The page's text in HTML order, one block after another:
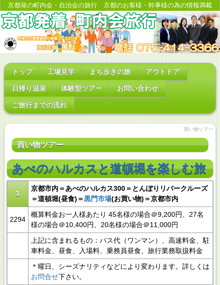
京都発の町内会・自治会の旅行 京都のお客様・幹事様の為の情報満載
トップ 工場見学 まち歩きの旅 アウトドア
日帰り温泉 体験型ツアー お問い合わせ
ご旅行までの流れ
買い物ツアー
買い物ツアー
あべのハルカスと道頓堀を楽しむ旅
１
京都市内＝あべのハルカス300＝とんぼりリバークルーズ
＝道頓堀(昼食)＝黒門市場(お買い物)＝京都市内
2294
概算料金お一人様あたり 45名様の場合＠9,200円、27名
様の場合＠10,400円、20名様の場合＠11,000円
上記に含まれるもの：バス代（ワンマン）、高速料金、駐
車料金、昼食、入場料、乗務員昼食、旅行業務取扱料金
＊曜日、シーズナリティなどにより変わります。詳しくは
お問合せ下さい。